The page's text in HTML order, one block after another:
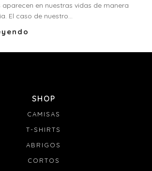
en nuestras vidas de manera
El caso de nuestro...
SHOP
CAMISAS
T-SHIRTS
ABRIGOS
CORTOS